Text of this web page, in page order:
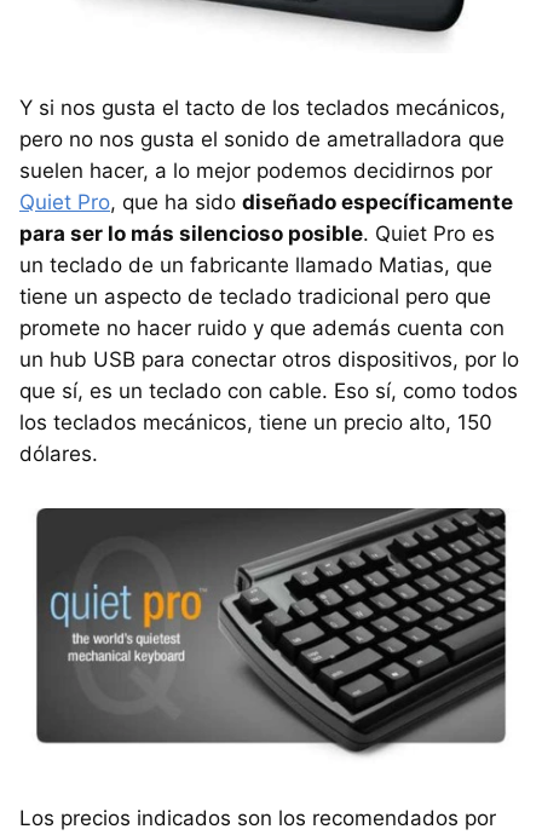
Y si nos gusta el tacto de los teclados mecánicos,
pero no nos gusta el sonido de ametralladora que
suelen hacer, a lo mejor podemos decidirnos por
Quiet Pro, que ha sido diseñado específicamente
para ser lo más silencioso posible. Quiet Pro es
un teclado de un fabricante llamado Matias, que
tiene un aspecto de teclado tradicional pero que
promete no hacer ruido y que además cuenta con
un hub USB para conectar otros dispositivos, por lo
que sí, es un teclado con cable. Eso sí, como todos
los teclados mecánicos, tiene un precio alto, 150
dólares.
Los precios indicados son los recomendados por